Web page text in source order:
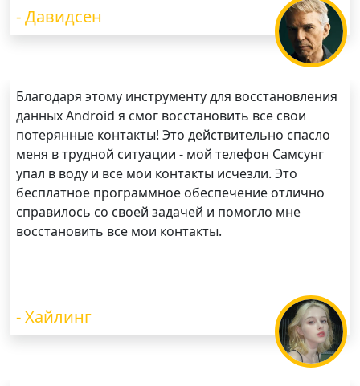
- Давидсен
Благодаря этому инструменту для восстановления
данных Android я смог восстановить все свои
потерянные контакты! Это действительно спасло
меня в трудной ситуации - мой телефон Самсунг
упал в воду и все мои контакты исчезли. Это
бесплатное программное обеспечение отлично
справилось со своей задачей и помогло мне
восстановить все мои контакты.
- Хайлинг